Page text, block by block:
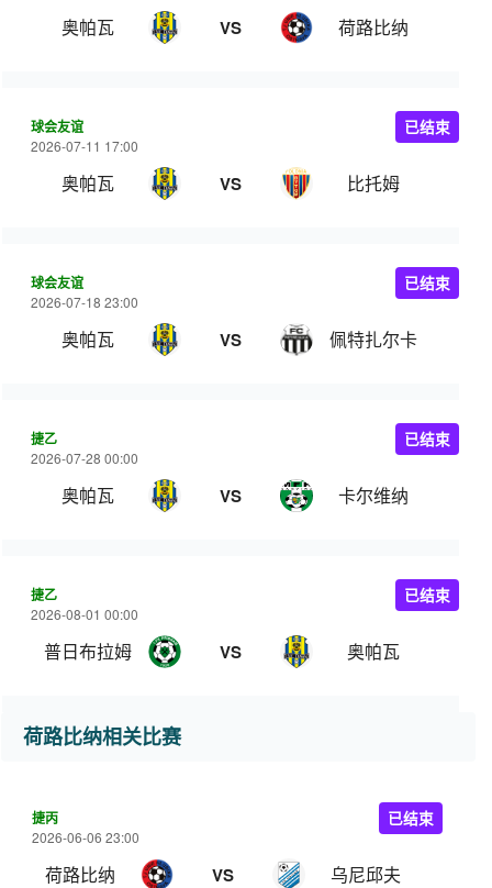
奥帕瓦 VS 荷路比纳
球会友谊
2026-07-11 17:00
奥帕瓦 VS 比托姆
已结束
球会友谊
2026-07-18 23:00
奥帕瓦 VS 佩特扎尔卡
已结束
捷乙
2026-07-28 00:00
奥帕瓦 VS 卡尔维纳
已结束
捷乙
2026-08-01 00:00
普日布拉姆 VS 奥帕瓦
已结束
荷路比纳相关比赛
捷丙
2026-06-06 23:00
荷路比纳 VS 乌尼邱夫
已结束